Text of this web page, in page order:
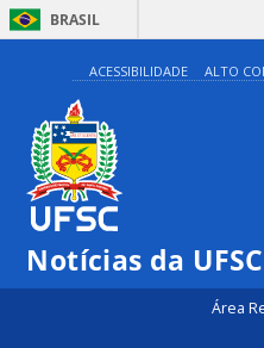
BRASIL
ACESSIBILIDADE ALTO
Notícias da UFSC
Área